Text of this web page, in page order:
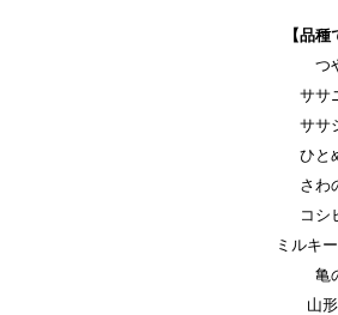
【品種
つ
ササ
ササ
ひと
さわ
コシ
ミルキ
亀
山